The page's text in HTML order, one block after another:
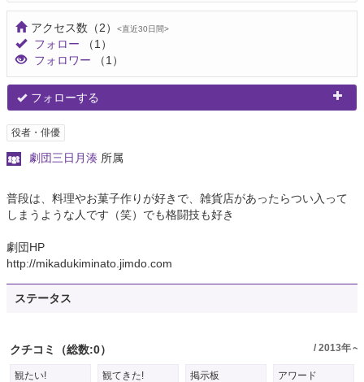
アクセス数 （2） <直近30日間>
フォロー
（1）
フォロワー
（1）
フォローする
役者・俳優
劇団三日月湊 所属
普段は、料理やお菓子作りが好きで、雑貨店があったらつい入って
しまうような人です（笑）でも格闘技も好き
劇団HP
http://mikadukiminato.jimdo.com
ステータス
クチコミ （総数:0） / 2013年～
観たい! 観てきた! 掲示板 アワード